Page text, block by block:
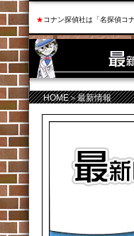
★コナン探偵社は「名探偵コ
HOME＞最新情報